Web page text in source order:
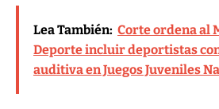
Lea También: Corte ordena al
Deporte incluir deportistas
auditiva en Juegos Juveniles